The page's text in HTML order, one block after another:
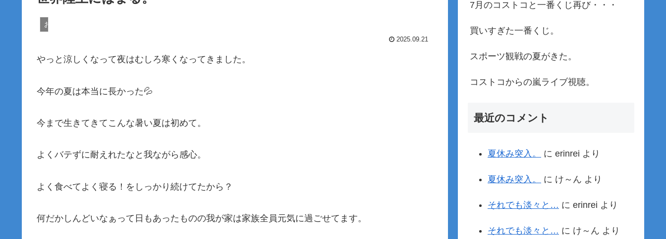
おすすめの物
2025.09.21
やっと涼しくなって夜はむしろ寒くなってきました。
今年の夏は本当に長かった💦
今まで生きてきてこんな暑い夏は初めて。
よくバテずに耐えれたなと我ながら感心。
よく食べてよく寝る！をしっかり続けてたから？
何だかしんどいなぁって日もあったものの我が家は家族全員元気に過ごせてます。
7月のコストコと一番くじ再び・・・
買いすぎた一番くじ。
スポーツ観戦の夏がきた。
コストコからの嵐ライブ視聴。
最近のコメント
夏休み突入。 に erinrei より
夏休み突入。 に け～ん より
それでも淡々と… に erinrei より
それでも淡々と… に け～ん より